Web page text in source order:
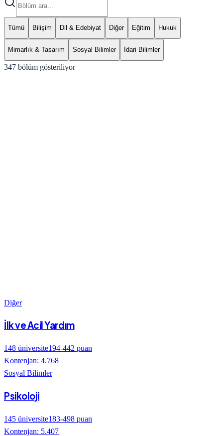
Tümü Bilişim Dil & Edebiyat Diğer Eğitim Hukuk
Mimarlık & Tasarım Sosyal Bilimler İdari Bilimler
347 bölüm gösteriliyor
Diğer
İlk ve Acil Yardım
148 üniversite194-442 puan
Kontenjan: 4.768
Sosyal Bilimler
Psikoloji
145 üniversite183-498 puan
Kontenjan: 5.407